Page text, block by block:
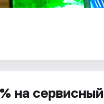
на